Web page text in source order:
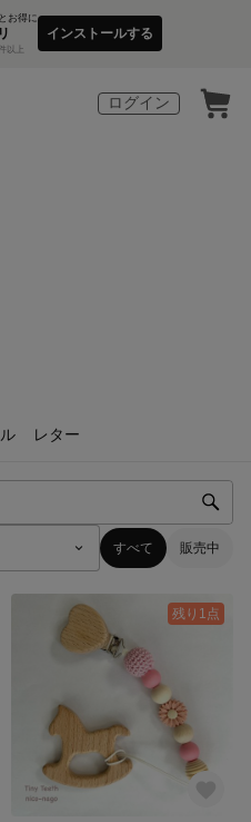
お得に
以上
インストールする
ログイン
レター
すべて 販売中
残り1点